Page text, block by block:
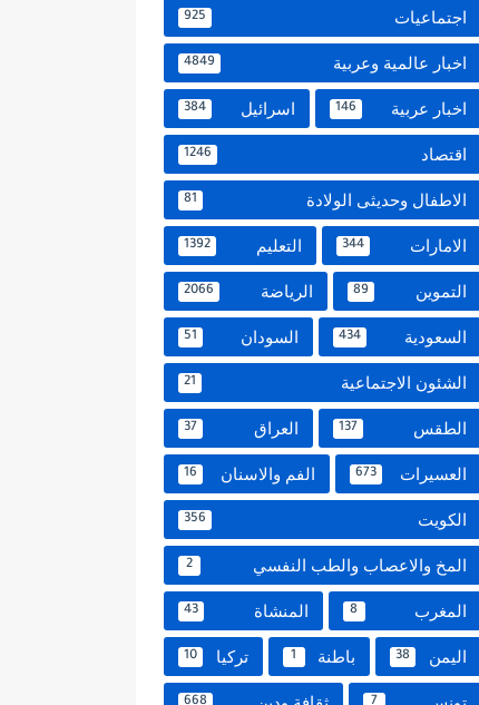
اجتماعيات 925
اخبار عالمية وعربية 4849
اخبار عربية 146 اسرائيل 384
اقتصاد 1246
الاطفال وحديثى الولادة 81
الامارات 344 التعليم 1392
التموين 89 الرياضة 2066
السعودية 434 السودان 51
الشئون الاجتماعية 21
الطقس 137 العراق 37
العسيرات 673 الفم والاسنان 16
الكويت 356
المخ والاعصاب والطب النفسي 2
المغرب 8 المنشاة 43
اليمن 38 باطنة 1 تركيا 10
7
668